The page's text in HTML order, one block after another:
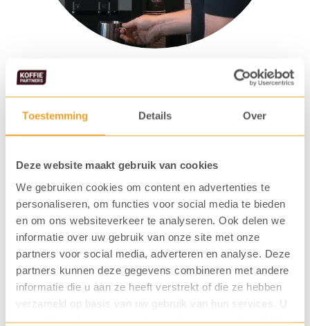
Toestemming Details Over
Deze website maakt gebruik van cookies
We gebruiken cookies om content en advertenties te
personaliseren, om functies voor social media te bieden
en om ons websiteverkeer te analyseren. Ook delen we
informatie over uw gebruik van onze site met onze
partners voor social media, adverteren en analyse. Deze
partners kunnen deze gegevens combineren met andere
informatie die u aan ze heeft verstrekt of die ze hebben
verzameld op basis van uw gebruik van hun services. U
gaat akkoord met onze cookies als u onze website blijft
Gemakkelijk in onderhoud
De Aequator Mexico is makkelijk in onderhoud. We
adviseren om een espressomachine dagelijks te
spoelen en wekelijks te reinigen. Dit is in een
handomdraai gebeurd met behulp van onze twee
instructievideo’s. Bekijk de video’s en ervaar het zelf.
Bekijk de onderhoud instructievideo's